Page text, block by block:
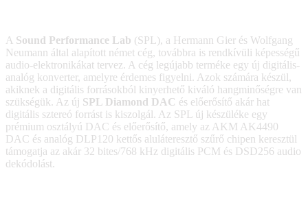
A Sound Performance Lab (SPL), a Hermann Gier és Wolfgang
Neumann által alapított német cég, továbbra is rendkívüli képességű
audio-elektronikákat tervez. A cég legújabb terméke egy új digitális-
analóg konverter, amelyre érdemes figyelni. Azok számára készül,
akiknek a digitális forrásokból kinyerhető kiváló hangminőségre van
szükségük. Az új SPL Diamond DAC és előerősítő akár hat
digitális sztereó forrást is kiszolgál. Az SPL új készüléke egy
prémium osztályú DAC és előerősítő, amely az AKM AK4490
DAC és analóg DLP120 kettős aluláteresztő szűrő chipen keresztül
támogatja az akár 32 bites/768 kHz digitális PCM és DSD256 audio
dekódolást.